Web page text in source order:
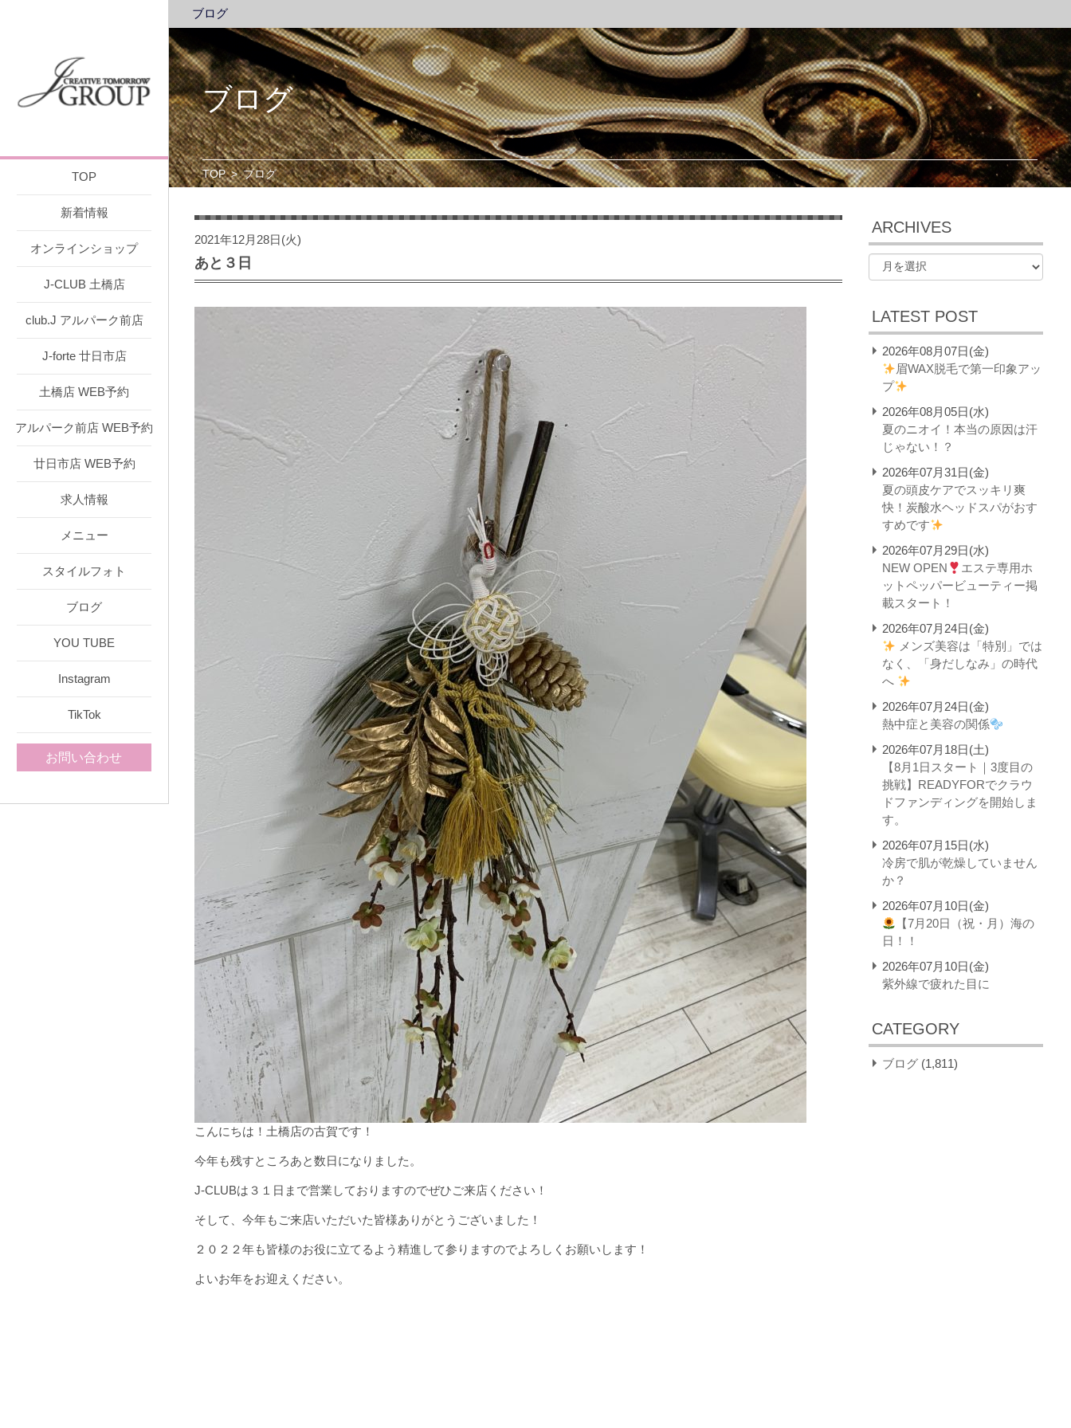
TOP
新着情報
オンラインショップ
J-CLUB 土橋店
club.J アルパーク前店
J-forte 廿日市店
土橋店 WEB予約
アルパーク前店 WEB予約
廿日市店 WEB予約
求人情報
メニュー
スタイルフォト
ブログ
YOU TUBE
Instagram
TikTok
お問い合わせ
ブログ
ブログ
TOP>ブログ
2021年12月28日(火)
あと３日
こんにちは！土橋店の古賀です！
今年も残すところあと数日になりました。
J-CLUBは３１日まで営業しておりますのでぜひご来店ください！
そして、今年もご来店いただいた皆様ありがとうございました！
２０２２年も皆様のお役に立てるよう精進して参りますのでよろしくお願いします！
よいお年をお迎えください。
ARCHIVES
LATEST POST
2026年08月07日(金)
眉WAX脱毛で第一印象アッ
プ
2026年08月05日(水)
夏のニオイ！本当の原因は汗
じゃない！？
2026年07月31日(金)
夏の頭皮ケアでスッキリ爽
快！炭酸水ヘッドスパがおす
すめです
2026年07月29日(水)
NEW OPEN
エステ専用ホ
ットペッパービューティー掲
載スタート！
2026年07月24日(金)
メンズ美容は「特別」では
なく、「身だしなみ」の時代
へ
2026年07月24日(金)
熱中症と美容の関係
2026年07月18日(土)
【8月1日スタート｜3度目の
挑戦】READYFORでクラウ
ドファンディングを開始しま
す。
2026年07月15日(水)
冷房で肌が乾燥していません
か？
2026年07月10日(金)
【7月20日（祝・月）海の
日！！
2026年07月10日(金)
紫外線で疲れた目に
CATEGORY
ブログ(1,811)